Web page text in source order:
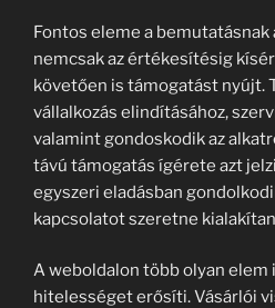
Fontos eleme a bemutatásnak
nemcsak az értékesítésig
követően is támogatást nyújt.
vállalkozás elindításához,
valamint gondoskodik az
távú támogatás ígérete azt
egyszeri eladásban
kapcsolatot szeretne
A weboldalon több olyan elem
hitelességet erősíti. Vásárlói